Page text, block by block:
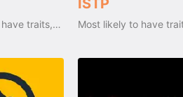
Most likely to have traits, qualities and emotions